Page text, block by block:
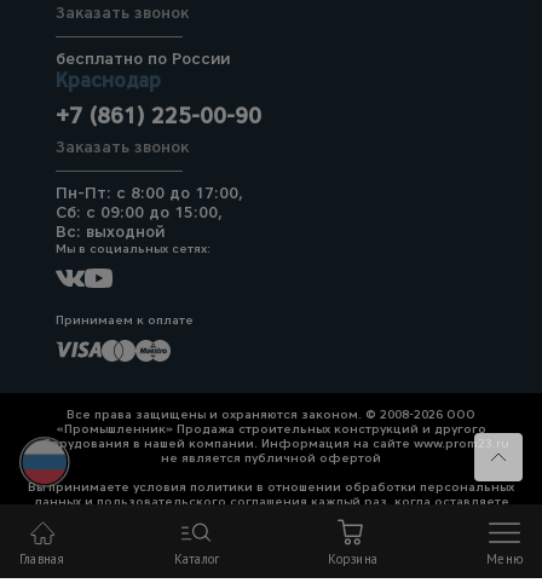
Заказать звонок
бесплатно по России
Краснодар
+7 (861) 225-00-90
Заказать звонок
Пн-Пт: с 8:00 до 17:00,
Сб: с 09:00 до 15:00,
Вс: выходной
Мы в социальных сетях:
Принимаем к оплате
Все права защищены и охраняются законом. © 2008-2026 ООО
«Промышленник» Продажа строительных конструкций и другого
оборудования в нашей компании. Информация на сайте www.prom23.ru
не является публичной офертой
Вы принимаете условия политики в отношении обработки персональных
данных и пользовательского соглашения каждый раз, когда оставляете
свои данные в любой форме обратной связи на сайте prom23.ru и его
Политика конфиденциальности
Главная Каталог Корзина Меню